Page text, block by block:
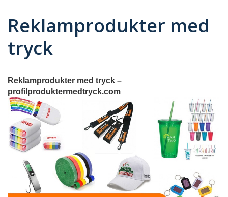
Reklamprodukter med
tryck
Reklamprodukter med tryck –
profilproduktermedtryck.com